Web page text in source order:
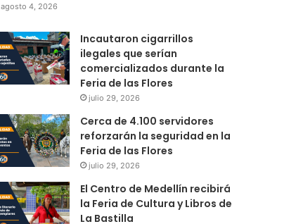
agosto 4, 2026
Incautaron cigarrillos
ilegales que serían
comercializados durante la
Feria de las Flores
julio 29, 2026
Cerca de 4.100 servidores
reforzarán la seguridad en la
Feria de las Flores
julio 29, 2026
El Centro de Medellín recibirá
la Feria de Cultura y Libros de
La Bastilla